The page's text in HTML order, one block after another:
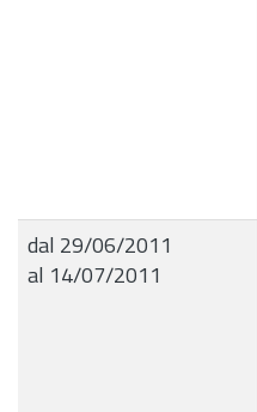
dal 29/06/2011
al 14/07/2011